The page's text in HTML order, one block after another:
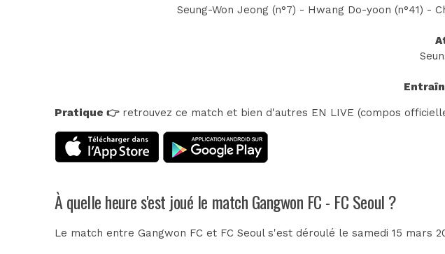
Seung-Won Jeong (n°7) - Hwang Do-yoon (n°41) -
Pratique 👉retrouvez ce match et bien d'autres EN LIVE (compos
À quelle heure s'est joué le match Gangwon FC - FC Seoul ?
Le match entre Gangwon FC et FC Seoul s'est déroulé le samedi 15 mars